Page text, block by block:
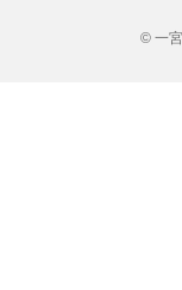
© 一